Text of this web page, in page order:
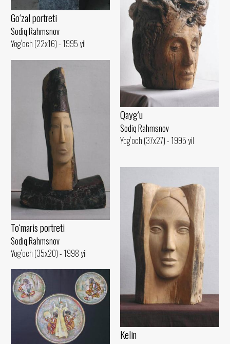
Go‘zal portreti
Sodiq Rahmsnov
Yog‘och (22x16) - 1995 yil
Qayg‘u
Sodiq Rahmsnov
Yog‘och (37x27) - 1995 yil
To‘maris portreti
Sodiq Rahmsnov
Yog‘och (35x20) - 1998 yil
Kelin